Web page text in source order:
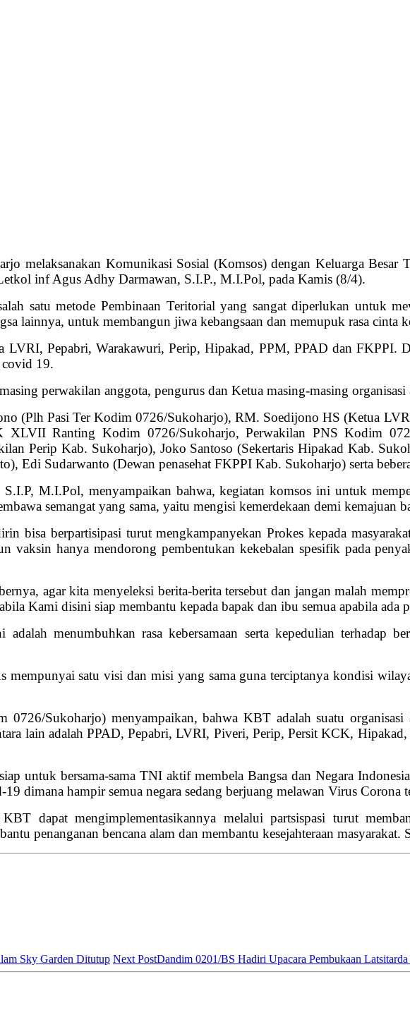
melaksanakan Komunikasi Sosial (Komsos) dengan Keluarga
inf Agus Adhy Darmawan, S.I.P., M.I.Pol, pada Kamis (8/4).
satu metode Pembinaan Teritorial yang sangat diperlukan untuk
lainnya, untuk membangun jiwa kebangsaan dan memupuk rasa cinta
Pepabri, Warakawuri, Perip, Hipakad, PPM, PPAD dan FKPPI.
covid 19.
perwakilan anggota, pengurus dan Ketua masing-masing
(Plh Pasi Ter Kodim 0726/Sukoharjo), RM. Soedijono HS (Ketua
XLVII Ranting Kodim 0726/Sukoharjo, Perwakilan PNS Kodim
Perip Kab. Sukoharjo), Joko Santoso (Sekertaris Hipakad Kab.
Edi Sudarwanto (Dewan penasehat FKPPI Kab. Sukoharjo) serta
M.I.Pol, menyampaikan bahwa, kegiatan komsos ini untuk
semangat yang sama, yaitu mengisi kemerdekaan demi kemajuan
bisa berpartisipasi turut mengkampanyekan Prokes kepada
vaksin hanya mendorong pembentukan kekebalan spesifik pada
agar kita menyeleksi berita-berita tersebut dan jangan malah
Kami disini siap membantu kepada bapak dan ibu semua apabila ada
menumbuhkan rasa kebersamaan serta kepedulian terhadap
mempunyai satu visi dan misi yang sama guna terciptanya kondisi
Sukoharjo) menyampaikan, bahwa KBT adalah suatu organisasi
lain adalah PPAD, Pepabri, LVRI, Piveri, Perip, Persit KCK,
untuk bersama-sama TNI aktif membela Bangsa dan Negara
dimana hampir semua negara sedang berjuang melawan Virus Corona
dapat mengimplementasikannya melalui partsispasi turut
penanganan bencana alam dan membantu kesejahteraan masyarakat.
Sky Garden Ditutup Next PostDandim 0201/BS Hadiri Upacara Pembukaan